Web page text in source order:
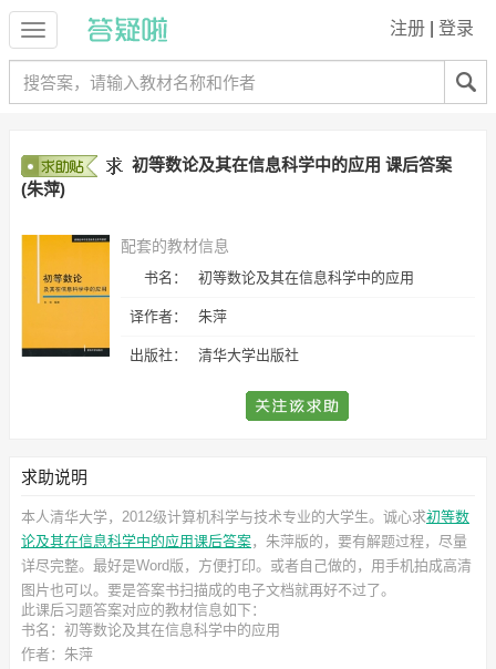
注册 登录
初等数论及其在信息科学中的应用 课后答案
(朱萍)
配套的教材信息
书名： 初等数论及其在信息科学中的应用
译作者： 朱萍
出版社： 清华大学出版社
求助说明
本人清华大学，2012级计算机科学与技术专业的大学生。诚心求初等数
论及其在信息科学中的应用课后答案，朱萍版的，要有解题过程，尽量
详尽完整。最好是Word版，方便打印。或者自己做的，用手机拍成高清
图片也可以。要是答案书扫描成的电子文档就再好不过了。
此课后习题答案对应的教材信息如下：
书名：初等数论及其在信息科学中的应用
作者：朱萍